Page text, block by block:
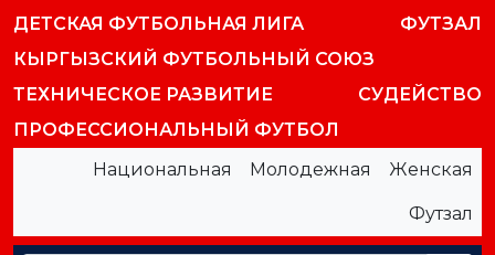
ДЕТСКАЯ ФУТБОЛЬНАЯ ЛИГА
ФУТЗАЛ
КЫРГЫЗСКИЙ ФУТБОЛЬНЫЙ СОЮЗ
ТЕХНИЧЕСКОЕ РАЗВИТИЕ
СУДЕЙСТВО
ПРОФЕССИОНАЛЬНЫЙ ФУТБОЛ
Национальная
Молодежная Женская
Футзал